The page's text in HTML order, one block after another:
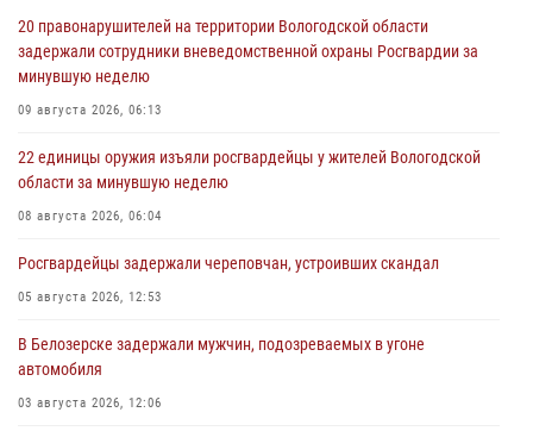
20 правонарушителей на территории Вологодской области
задержали сотрудники вневедомственной охраны Росгвардии за
минувшую неделю
09 августа 2026, 06:13
22 единицы оружия изъяли росгвардейцы у жителей Вологодской
области за минувшую неделю
08 августа 2026, 06:04
Росгвардейцы задержали череповчан, устроивших скандал
05 августа 2026, 12:53
В Белозерске задержали мужчин, подозреваемых в угоне
автомобиля
03 августа 2026, 12:06